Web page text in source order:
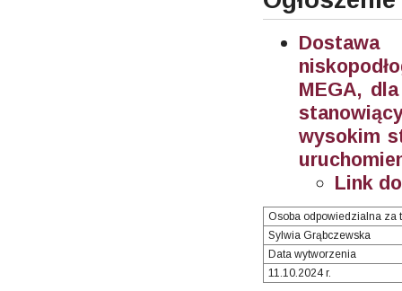
MEGA,
wysokim
Link
Osoba odpowiedzialna za
Sylwia Grąbczewska
Data wytworzenia
11.10.2024 r.